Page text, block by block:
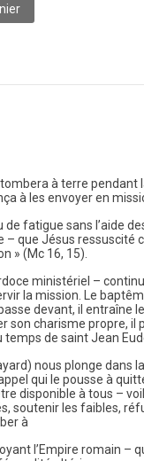
à terre pendant
à les envoyer en
fatigue sans l’aide
– que Jésus ressuscité
» (Mc 16, 15).
ministériel –
la mission. Le
devant, il entraîne
son charisme propre, il
de saint Jean
nous plonge dans
qui le pousse à
disponible à tous –
soutenir les faibles,
à
l’Empire romain